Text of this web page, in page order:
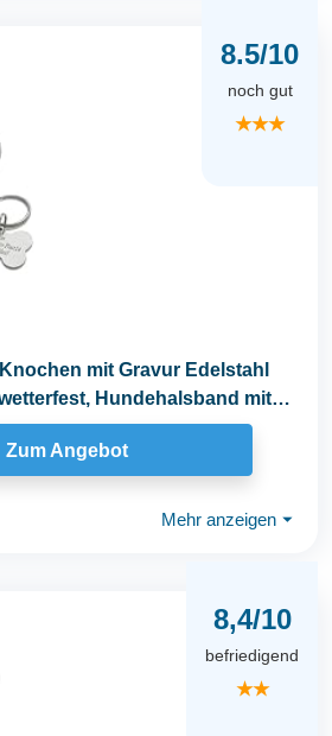
8.5/10
noch gut
★★★
mit Gravur Edelstahl
Hundehalsband mit
Zum Angebot
Mehr anzeigen ⏷
8,4/10
befriedigend
★★